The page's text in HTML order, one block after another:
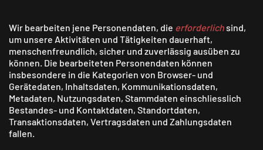
Wir bearbeiten jene Personen­daten, die erforderlichsind,
um unsere Aktivitäten und Tätig­keiten dauerhaft,
menschen­freundlich, sicher und zuverlässig ausüben zu
können. Die bearbeiteten Personen­daten können
insbesondere in die Kategorien von Browser- und
Gerätedaten, Inhaltsdaten, Kommunikations­daten,
Metadaten, Nutzungsdaten, Stammdaten einschliesslich
Bestandes- und Kontakt­daten, Standortdaten,
Transaktions­daten, Vertrags­daten und Zahlungs­daten
fallen.